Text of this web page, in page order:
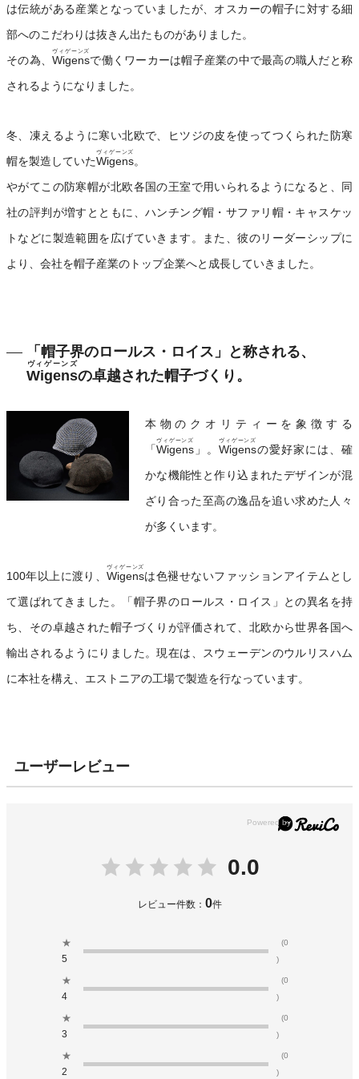
は伝統がある産業となっていましたが、オスカーの帽子に対する細
部へのこだわりは抜きん出たものがありました。
その為、 Wigens
ヴィゲーンズ
で働くワーカーは帽子産業の中で最高の職人だと称
されるようになりました。
冬、凍えるように寒い北欧で、ヒツジの皮を使ってつくられた防寒
帽を製造していたWigens
ヴィゲーンズ
。
やがてこの防寒帽が北欧各国の王室で用いられるようになると、同
社の評判が増すとともに、ハンチング帽・サファリ帽・キャスケッ
トなどに製造範囲を広げていきます。また、彼のリーダーシップに
より、会社を帽子産業のトップ企業へと成長していきました。
「帽子界のロールス・ロイス」と称される、
Wigens
ヴィゲーンズ
の卓越された帽子づくり。
本物のクオリティーを象徴する
「Wigens
ヴィゲーンズ
」。 Wigens
ヴィゲーンズ
の愛好家には、確
かな機能性と作り込まれたデザインが混
ざり合った至高の逸品を追い求めた人々
が多くいます。
100年以上に渡り、 Wigens
ヴィゲーンズ
は色褪せないファッションアイテムとし
て選ばれてきました。「帽子界のロールス・ロイス」との異名を持
ち、その卓越された帽子づくりが評価されて、北欧から世界各国へ
輸出されるようにりました。現在は、スウェーデンのウルリスハム
に本社を構え、エストニアの工場で製造を行なっています。
ユーザーレビュー
0.0
レビュー件数： 0件
★
5
(0
)
★
4
(0
)
★
3
(0
)
★
2
(0
)